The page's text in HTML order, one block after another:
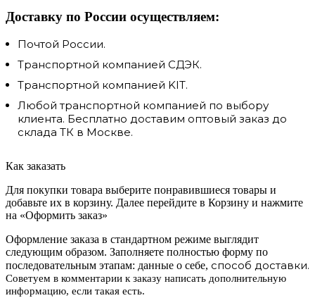
Доставку по России осуществляем:
Почтой России.
Транспортной компанией СДЭК.
Транспортной компанией KIT.
Любой транспортной компанией по выбору
клиента. Бесплатно доставим оптовый заказ до
склада ТК в Москве.
Как заказать
Для покупки товара выберите понравившиеся товары и
добавьте их в корзину. Далее перейдите в Корзину и нажмите
на «Оформить заказ»
Оформление заказа в стандартном режиме выглядит
следующим образом. Заполняете полностью форму по
последовательным этапам: данные о себе, способ доставки.
Советуем в комментарии к заказу написать дополнительную
информацию, если такая есть.